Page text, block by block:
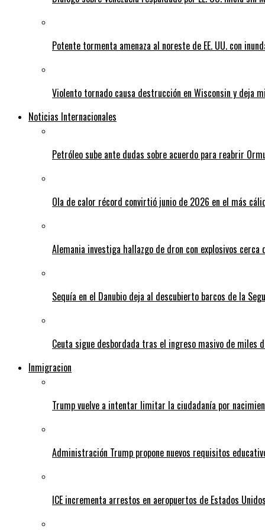
Potente tormenta amenaza al noreste de EE. UU. con
Violento tornado causa destrucción en Wisconsin y deja
Noticias Internacionales
Petróleo sube ante dudas sobre acuerdo para reabrir
Ola de calor récord convirtió junio de 2026 en el más
Alemania investiga hallazgo de dron con explosivos cerca
Sequía en el Danubio deja al descubierto barcos de la
Ceuta sigue desbordada tras el ingreso masivo de miles
Inmigracion
Trump vuelve a intentar limitar la ciudadanía por
Administración Trump propone nuevos requisitos
ICE incrementa arrestos en aeropuertos de Estados